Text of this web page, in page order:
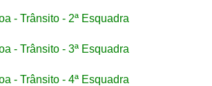
- Trânsito - 2ª Esquadra
- Trânsito - 3ª Esquadra
- Trânsito - 4ª Esquadra